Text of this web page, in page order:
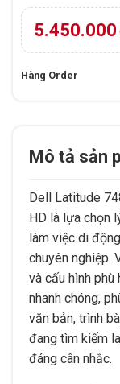
dựa trên
đánh giá
5.450.000
Hàng Order
Mô tả sản
Dell Latitude
HD là lựa chọn
làm việc di
chuyên nghiệp.
và cấu hình
nhanh chóng,
văn bản, trình
đang tìm kiếm
đáng cân nhắc.